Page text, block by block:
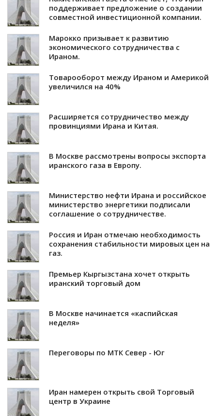
поддерживает предложение о создании
совместной инвестиционной компании.
Марокко призывает к развитию
экономического сотрудничества с
Ираном.
Товарооборот между Ираном и Америкой
увеличился на 40%
Расширяется сотрудничество между
провинциями Ирана и Китая.
В Москве рассмотрены вопросы экспорта
иранского газа в Европу.
Министерство нефти Ирана и российское
министерство энергетики подписали
соглашение о сотрудничестве.
Россия и Иран отмечаю необходимость
сохранения стабильности мировых цен на
газ.
Премьер Кыргызстана хочет открыть
иранский торговый дом
В Москве начинается «каспийская
неделя»
Переговоры по МТК Север - Юг
Иран намерен открыть свой Торговый
центр в Украине